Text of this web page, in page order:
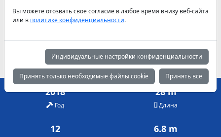
Май
3,725 €
Июнь
4,285 €
Июль
4,285 € 3,725 € 3,285 €
2018
Год
28 m
Длина
12 6.8 m
Вы можете отозвать свое согласие в любое время внизу веб-сайта
или в политике конфиденциальности.
Индивидуальные настройки конфиденциальности
Принять только необходимые файлы cookie Принять все